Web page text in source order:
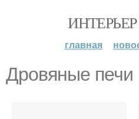
главная
Дровяные печи